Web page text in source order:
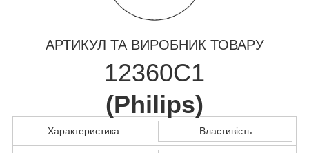
АРТИКУЛ ТА ВИРОБНИК ТОВАРУ
12360C1
(Philips)
Характеристика Властивість